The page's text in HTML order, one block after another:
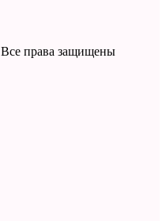
Все права защищены